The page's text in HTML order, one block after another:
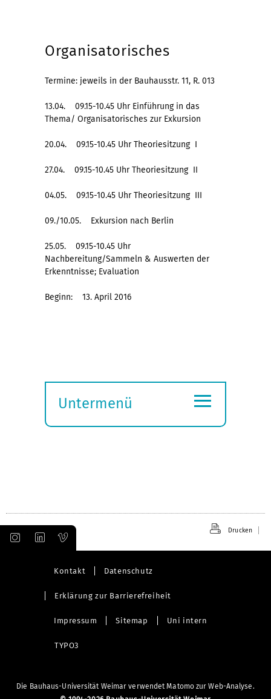
Organisatorisches
Termine: jeweils in der Bauhausstr. 11, R. 013
13.04. 09.15-10.45 Uhr Einführung in das
Thema/ Organisatorisches zur Exkursion
20.04. 09.15-10.45 Uhr Theoriesitzung I
27.04. 09.15-10.45 Uhr Theoriesitzung II
04.05. 09.15-10.45 Uhr Theoriesitzung III
09./10.05. Exkursion nach Berlin
25.05. 09.15-10.45 Uhr
Nachbereitung/Sammeln & Auswerten der
Erkenntnisse; Evaluation
Beginn: 13. April 2016
Untermenü
≡
Drucken
Kontakt Datenschutz
Erklärung zur Barrierefreiheit
Impressum Sitemap Uni intern
TYPO3
Die Bauhaus-Universität Weimar verwendet Matomo zur Web-Analyse.